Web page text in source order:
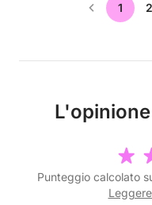
1 2
Punteggio calcolato